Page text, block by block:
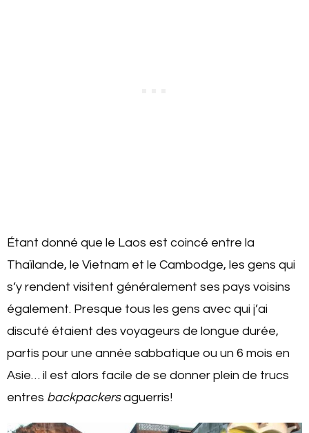
Étant donné que le Laos est coincé entre la
Thaïlande, le Vietnam et le Cambodge, les gens qui
s’y rendent visitent généralement ses pays voisins
également. Presque tous les gens avec qui j’ai
discuté étaient des voyageurs de longue durée,
partis pour une année sabbatique ou un 6 mois en
Asie… il est alors facile de se donner plein de trucs
entres backpackersaguerris!